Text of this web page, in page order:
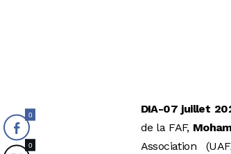
DIA-07 juillet
de la FAF,
Association
0
0